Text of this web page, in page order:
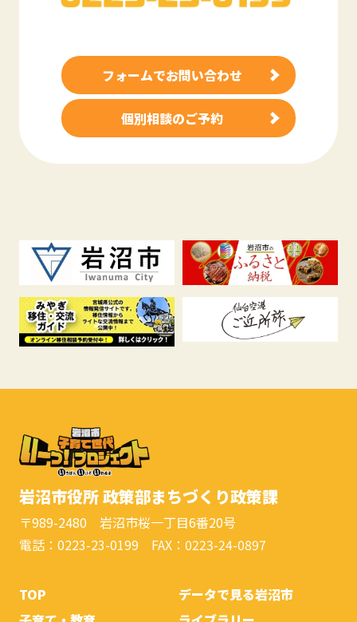
フォームでお問い合わせ
個別相談のご予約
岩沼市役所 政策部まちづくり政策課
〒989-2480 岩沼市桜一丁目6番20号
電話：0223-23-0199 FAX：0223-24-0897
TOP
データで見る岩沼市